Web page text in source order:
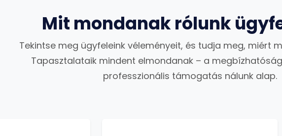
Mit mondanak rólunk
Tekintse meg ügyfeleink véleményeit, és tudja meg, miért
Tapasztalataik mindent elmondanak – a
professzionális támogatás nálunk alap.